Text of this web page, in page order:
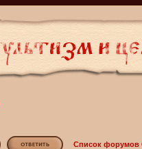
Список форумов